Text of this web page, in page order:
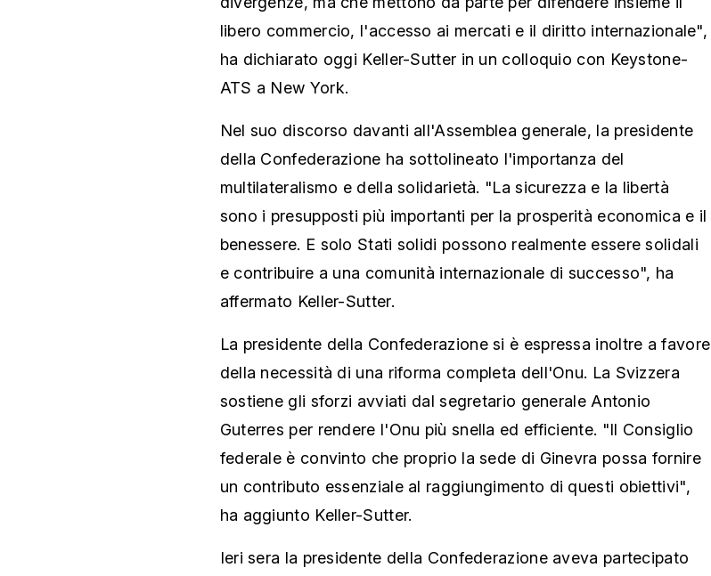
libero commercio, l'accesso ai mercati e il diritto internazionale",
ha dichiarato oggi Keller-Sutter in un colloquio con Keystone-
ATS a New York.
Nel suo discorso davanti all'Assemblea generale, la presidente
della Confederazione ha sottolineato l'importanza del
multilateralismo e della solidarietà. "La sicurezza e la libertà
sono i presupposti più importanti per la prosperità economica e il
benessere. E solo Stati solidi possono realmente essere solidali
e contribuire a una comunità internazionale di successo", ha
affermato Keller-Sutter.
La presidente della Confederazione si è espressa inoltre a favore
della necessità di una riforma completa dell'Onu. La Svizzera
sostiene gli sforzi avviati dal segretario generale Antonio
Guterres per rendere l'Onu più snella ed efficiente. "Il Consiglio
federale è convinto che proprio la sede di Ginevra possa fornire
un contributo essenziale al raggiungimento di questi obiettivi",
ha aggiunto Keller-Sutter.
Ieri sera la presidente della Confederazione aveva partecipato